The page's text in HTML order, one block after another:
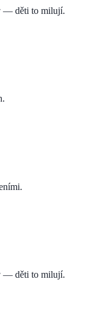
— děti to milují.
— děti to milují.